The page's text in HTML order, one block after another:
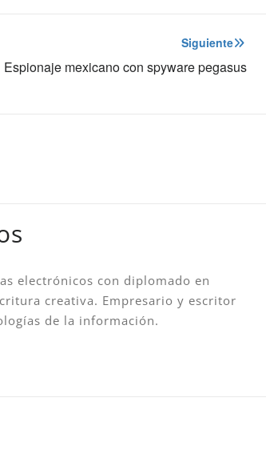
Siguiente
Espionaje mexicano con spyware pegasus
electrónicos con diplomado en
creativa. Empresario y escritor
de la información.